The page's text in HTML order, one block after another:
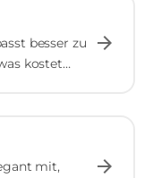
besser zu
kostet
arrow_forward
mit,
arrow_forward